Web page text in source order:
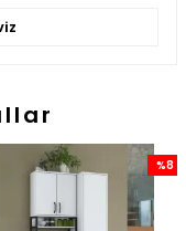
%8